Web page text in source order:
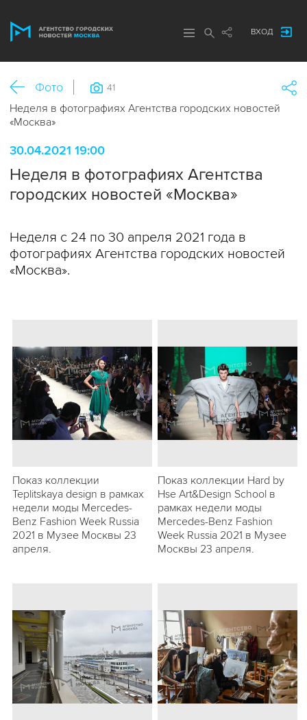
ВХОД
Фото
Неделя в фотографиях Агентства городских новостей
«Москва»
41
30.04.2021 19:00
Неделя в фотографиях Агентства
городских новостей «Москва»
Неделя с 24 по 30 апреля 2021 года в
фотографиях Агентства городских новостей
«Москва».
Показ коллекции
Teplitskaya design в рамках
недели моды Mercedes-
Benz Fashion Week Russia
2021 в Музее Москвы 23
апреля.
Показ коллекции Hard by
Hse Art&Design School в
рамках недели моды
Mercedes-Benz Fashion
Week Russia 2021 в Музее
Москвы 23 апреля.